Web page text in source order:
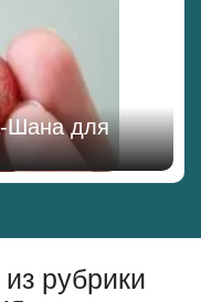
Шана для
рубрики